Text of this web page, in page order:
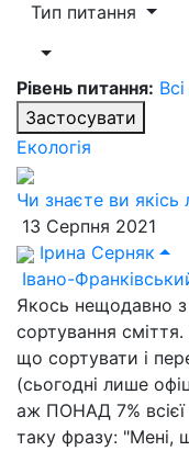
Тип питання
Рівень питання: Всі
Застосувати
Екологія
Чи знаєте ви якісь
13 Серпня 2021
Ірина Серняк
Івано-
Якось нещодавно
сортування
що сортувати і
(сьогодні лише
аж ПОНАД 7% всієї
таку фразу: